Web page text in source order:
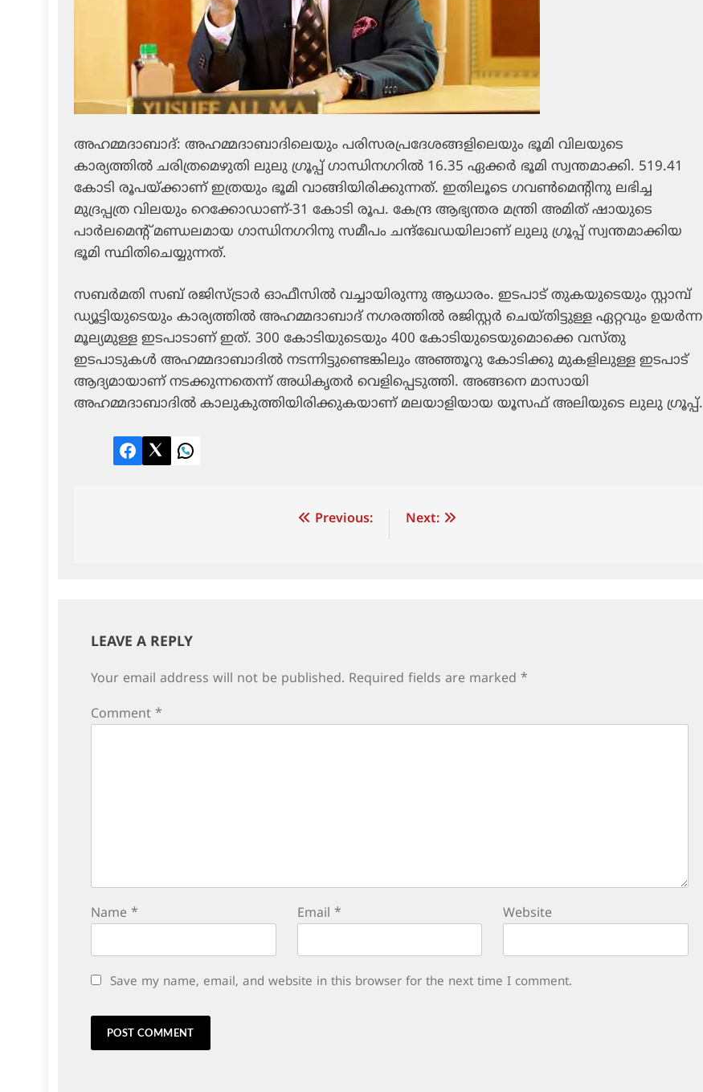
അഹമ്മദാബാദ്: അഹമ്മദാബാദിലെയും പരിസരപ്രദേശങ്ങളിലെയും ഭൂമി വിലയുടെ
കാര്യത്തില്‍ ചരിത്രമെഴുതി ലുലു ഗ്രൂപ്പ് ഗാന്ധിനഗറില്‍ 16.35 ഏക്കര്‍ ഭൂമി സ്വന്തമാക്കി. 519.41
കോടി രൂപയ്ക്കാണ് ഇത്രയും ഭൂമി വാങ്ങിയിരിക്കുന്നത്. ഇതിലൂടെ ഗവണ്‍മെന്റിനു ലഭിച്ച
മുദ്രപ്പത്ര വിലയും റെക്കോഡാണ്-31 കോടി രൂപ. കേന്ദ്ര ആഭ്യന്തര മന്ത്രി അമിത് ഷായുടെ
പാര്‍ലമെന്റ് മണ്ഡലമായ ഗാന്ധിനഗറിനു സമീപം ചന്ദ്‌ഖേഡയിലാണ് ലുലു ഗ്രൂപ്പ് സ്വന്തമാക്കിയ
ഭൂമി സ്ഥിതിചെയ്യുന്നത്.
സബര്‍മതി സബ് രജിസ്ട്രാര്‍ ഓഫീസില്‍ വച്ചായിരുന്നു ആധാരം. ഇടപാട് തുകയുടെയും സ്റ്റാമ്പ്
ഡ്യൂട്ടിയുടെയും കാര്യത്തില്‍ അഹമ്മദാബാദ് നഗരത്തില്‍ രജിസ്റ്റര്‍ ചെയ്തിട്ടുള്ള ഏറ്റവും ഉയര്‍ന്ന
മൂല്യമുള്ള ഇടപാടാണ് ഇത്. 300 കോടിയുടെയും 400 കോടിയുടെയുമൊക്കെ വസ്തു
ഇടപാടുകള്‍ അഹമ്മദാബാദില്‍ നടന്നിട്ടുണ്ടെങ്കിലും അഞ്ഞൂറു കോടിക്കു മുകളിലുള്ള ഇടപാട്
ആദ്യമായാണ് നടക്കുന്നതെന്ന് അധികൃതര്‍ വെളിപ്പെടുത്തി. അങ്ങനെ മാസായി
അഹമ്മദാബാദില്‍ കാലുകുത്തിയിരിക്കുകയാണ് മലയാളിയായ യൂസഫ് അലിയുടെ ലുലു ഗ്രൂപ്പ്.
Facebook
TwitterLinkedIn
Previous: Next:
LEAVE A REPLY
Your email address will not be published. Required fields are marked *
Comment *
Name * Email * Website
Save my name, email, and website in this browser for the next time I comment.